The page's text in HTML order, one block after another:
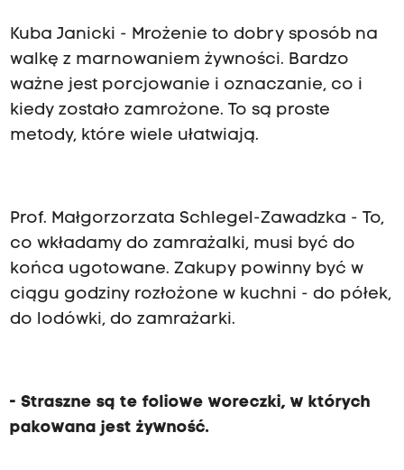
Kuba Janicki - Mrożenie to dobry sposób na
walkę z marnowaniem żywności. Bardzo
ważne jest porcjowanie i oznaczanie, co i
kiedy zostało zamrożone. To są proste
metody, które wiele ułatwiają.
Prof. Małgorzorzata Schlegel-Zawadzka - To,
co wkładamy do zamrażalki, musi być do
końca ugotowane. Zakupy powinny być w
ciągu godziny rozłożone w kuchni - do półek,
do lodówki, do zamrażarki.
- Straszne są te foliowe woreczki, w których
pakowana jest żywność.